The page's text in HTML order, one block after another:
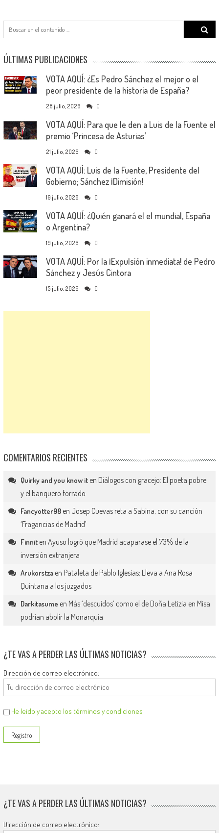
Search
ÚLTIMAS PUBLICACIONES
VOTA AQUÍ: ¿Es Pedro Sánchez el mejor o el
peor presidente de la historia de España?
28 julio, 2026 0
VOTA AQUÍ: Para que le den a Luis de la Fuente el
premio ‘Princesa de Asturias’
21 julio, 2026 0
VOTA AQUÍ: Luis de la Fuente, Presidente del
Gobierno; Sánchez ¡Dimisión!
19 julio, 2026 0
VOTA AQUÍ: ¿Quién ganará el el mundial, España
o Argentina?
19 julio, 2026 0
VOTA AQUÍ: Por la ¡Expulsión inmediata! de Pedro
Sánchez y Jesús Cintora
15 julio, 2026 0
COMENTARIOS RECIENTES
Quirky and you know iten Diálogos con gracejo: El poeta pobre
y el banquero forrado
Fancyotter98en Josep Cuevas reta a Sabina, con su canción
‘Fragancias de Madrid’
Finniten Ayuso logró que Madrid acaparase el 73% de la
inversión extranjera
Arukorstzaen Pataleta de Pablo Iglesias: Lleva a Ana Rosa
Quintana a los juzgados
Darkitasume en Más ‘descuidos’ como el de Doña Letizia en Misa
podrían abolir la Monarquía
¿TE VAS A PERDER LAS ÚLTIMAS NOTICIAS?
Dirección de correo electrónico:
He leído y acepto los términos y condiciones
¿TE VAS A PERDER LAS ÚLTIMAS NOTICIAS?
Dirección de correo electrónico: